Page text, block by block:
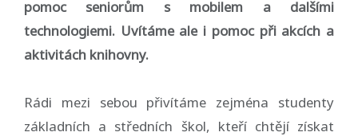
pomoc seniorům s mobilem a dalšími
technologiemi. Uvítáme ale i pomoc při akcích a
aktivitách knihovny.
Rádi mezi sebou přivítáme zejména studenty
základních a středních škol, kteří chtějí získat